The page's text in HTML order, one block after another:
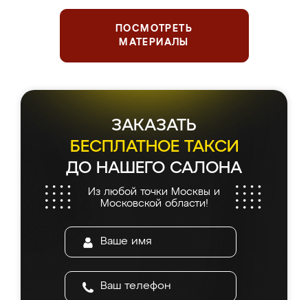
ПОСМОТРЕТЬ
МАТЕРИАЛЫ
ЗАКАЗАТЬ
БЕСПЛАТНОЕ ТАКСИ
ДО НАШЕГО САЛОНА
Из любой точки Москвы и
Московской области!